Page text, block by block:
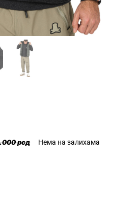
рсдОригинална
Тренутна
Нема на залихама